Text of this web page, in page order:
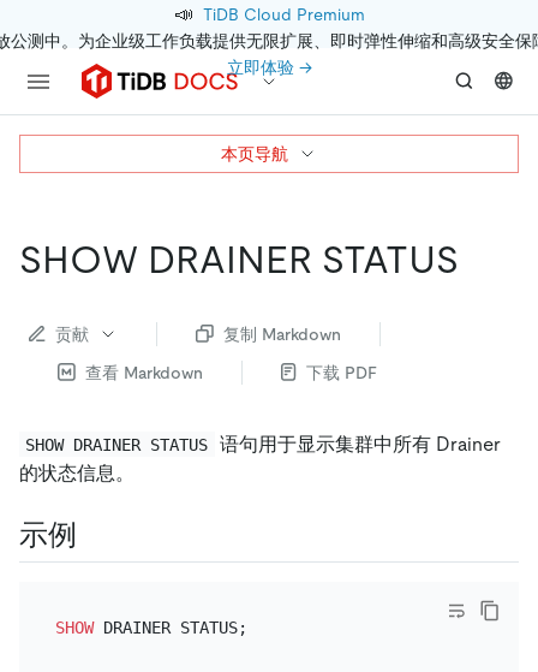
📣 TiDB Cloud Premium
公测中。为企业级工作负载提供无限扩展、即时弹性伸缩和高级安全保
立即体验 →
SHOW DRAINER STATUS
贡献
复制 Markdown
查看 Markdown
下载 PDF
SHOW DRAINER STATUS
语句用于显示集群中所有 Drainer
的状态信息。
示例
SHOW
本页导航